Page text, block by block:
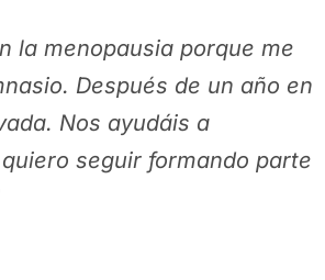
la menopausia porque me
Después de un año en
Nos ayudáis a
seguir formando parte